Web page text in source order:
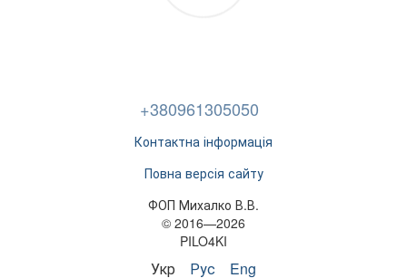
+380961305050
Контактна інформація
Повна версія сайту
ФОП Михалко В.В.
© 2016—2026
PILO4KI
Укр Рус Eng